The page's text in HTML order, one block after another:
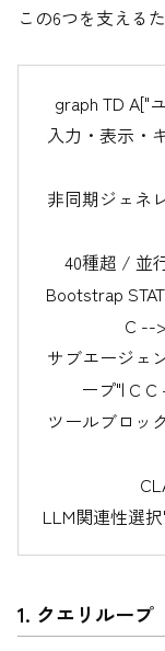
この6つを支える
graph TD A["
入力・表示・
非同期ジェネ
40種超 / 並
Bootstrap
C --
サブエージェ
ープ"| C
ツールブロッ
LLM関連性選
1. クエリループ